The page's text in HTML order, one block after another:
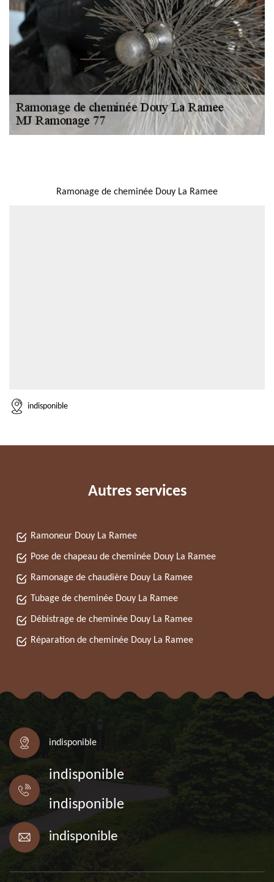
Ramonage de cheminée Douy La Ramee
indisponible
Autres services
Ramoneur Douy La Ramee
Pose de chapeau de cheminée Douy La Ramee
Ramonage de chaudière Douy La Ramee
Tubage de cheminée Douy La Ramee
Débistrage de cheminée Douy La Ramee
Réparation de cheminée Douy La Ramee
indisponible
indisponible
indisponible
indisponible